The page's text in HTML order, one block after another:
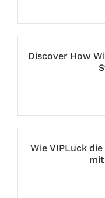
Discover How
Wie VIPLuck